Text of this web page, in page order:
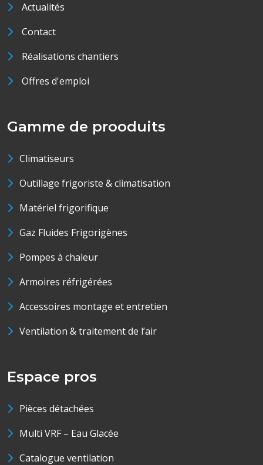
Actualités
Contact
Réalisations chantiers
Offres d'emploi
Gamme de prooduits
Climatiseurs
Outillage frigoriste & climatisation
Matériel frigorifique
Gaz Fluides Frigorigènes
Pompes à chaleur
Armoires réfrigérées
Accessoires montage et entretien
Ventilation & traitement de l’air
Espace pros
Pièces détachées
Multi VRF – Eau Glacée
Catalogue ventilation